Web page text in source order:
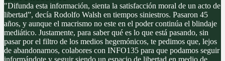
"Difunda esta información, sienta la satisfacción moral de un acto de
libertad”, decía Rodolfo Walsh en tiempos siniestros. Pasaron 45
años, y aunque el macrismo no este en el poder continúa el blindaje
mediático. Justamente, para saber qué es lo que está pasando, sin
pasar por el filtro de los medios hegemónicos, te pedimos que, lejos
de abandonarnos, colabores con INFO135 para que podamos seguir
informándote y seguir siendo un espacio de libertad en medio de